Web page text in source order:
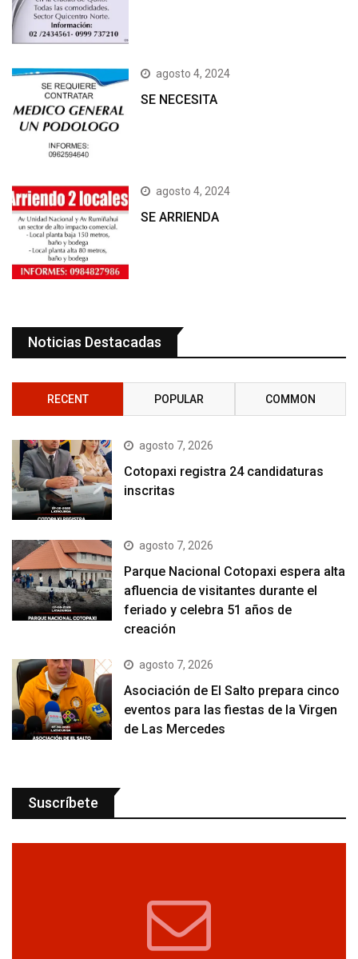
agosto 4, 2024
SE NECESITA
agosto 4, 2024
SE ARRIENDA
Noticias Destacadas
RECENT POPULAR COMMON
agosto 7, 2026
Cotopaxi registra 24 candidaturas
inscritas
agosto 7, 2026
Parque Nacional Cotopaxi espera alta
afluencia de visitantes durante el
feriado y celebra 51 años de
creación
agosto 7, 2026
Asociación de El Salto prepara cinco
eventos para las fiestas de la Virgen
de Las Mercedes
Suscríbete